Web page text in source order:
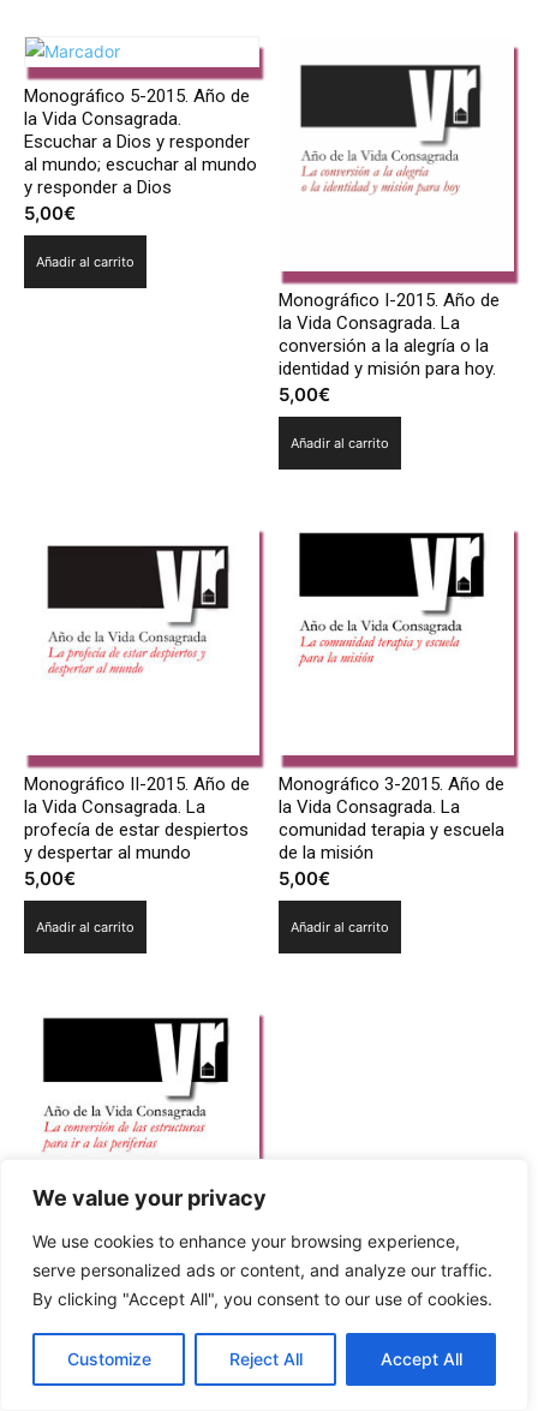
We value your privacy
We use cookies to enhance your browsing experience,
serve personalized ads or content, and analyze our traffic.
By clicking "Accept All", you consent to our use of cookies.
Customize Reject All Accept All
Monográfico 5-2015. Año de
la Vida Consagrada.
Escuchar a Dios y responder
al mundo; escuchar al mundo
y responder a Dios
5,00€
Añadir al carrito
Monográfico I-2015. Año de
la Vida Consagrada. La
conversión a la alegría o la
identidad y misión para hoy.
5,00€
Añadir al carrito
Monográfico II-2015. Año de
la Vida Consagrada. La
profecía de estar despiertos
y despertar al mundo
5,00€
Añadir al carrito
Monográfico 3-2015. Año de
la Vida Consagrada. La
comunidad terapia y escuela
de la misión
5,00€
Añadir al carrito
Monográfico 4-2015.Año de
la Vida Consagrada. La
conversión de las
estructuras para ir a las
periferias
5,00€